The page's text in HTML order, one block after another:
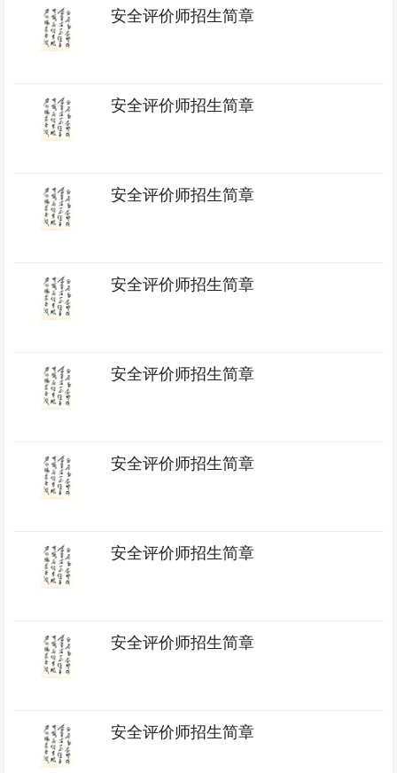
安全评价师招生简章
安全评价师招生简章
安全评价师招生简章
安全评价师招生简章
安全评价师招生简章
安全评价师招生简章
安全评价师招生简章
安全评价师招生简章
安全评价师招生简章